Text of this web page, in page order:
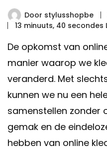
Door stylusshopbe
13 minuuts, 40 secondes
De opkomst van
manier waarop we
veranderd. Met
kunnen we nu een
samenstellen zonder
gemak en de
hebben van online